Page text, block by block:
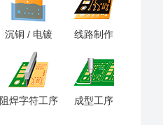
沉铜 / 电镀 线路制作
阻焊字符工序 成型工序